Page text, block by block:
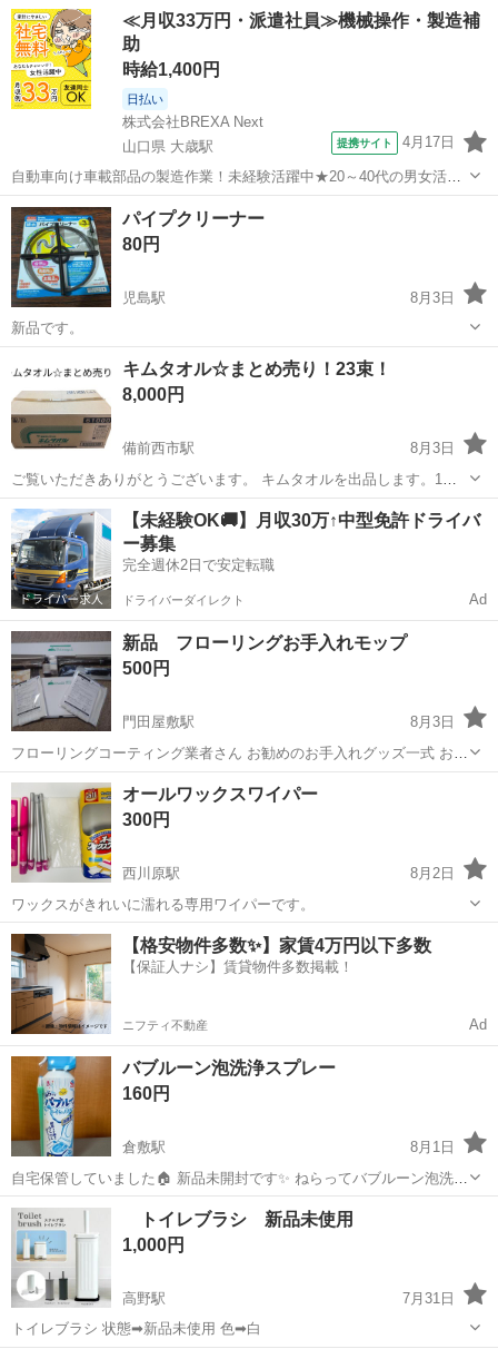
ください。通電確認済みです。取扱い説明書もあります。 どんなもの
か一瞬使ってみただけ...
岡山 井原市 井原駅 掃除用具
≪月収33万円・派遣社員≫機械操作・製造補
助
時給1,400円
日払い
株式会社BREXA Next
山口県 大歳駅
提携サイト 4月17日
自動車向け車載部品の製造作業！未経験活躍中★20～40代の男女活躍
中！友達同士での応募OK！備品付きワンルーム寮費無料！赴任旅費会
社負担！生活支援物資事前対応可◎格安食堂利用可！年間休日135日
♪《山口県山口市》 人気の工...
山口 山口市 大歳駅 その他
パイプクリーナー
80円
児島駅
8月3日
新品です。
児島駅 掃除用具 クリーナー
キムタオル☆まとめ売り！23束！
8,000円
備前西市駅
8月3日
ご覧いただきありがとうございます。 キムタオルを出品します。1束
のみ使用しました。 その他のものは未使用品になります。 個人保管の
ため、多少汚れなどあるかもしれません。 【状態】 ・未使用品 ・保
管に伴い、外装に多少のスレ...
岡山 岡山市 備前西市駅 掃除用具
【未経験OK🚚】月収30万↑中型免許ドライバ
ー募集
完全週休2日で安定転職
ドライバーダイレクト Ad
新品 フローリングお手入れモップ
500円
門田屋敷駅
8月3日
フローリングコーティング業者さん お勧めのお手入れグッズ一式 お手
入れ用の大きめ組み立てモップと メンテナンス薬品、 マイクロファイ
バーモップ用雑巾2枚 複数セット有るので 新品をご入用な方に
岡山 岡山市 門田屋敷駅 掃除用具
オールワックスワイパー
300円
西川原駅
8月2日
ワックスがきれいに濡れる専用ワイパーです。
岡山 岡山市 西川原駅 掃除用具 ワイパー
【格安物件多数✨】家賃4万円以下多数
【保証人ナシ】賃貸物件多数掲載！
ニフティ不動産 Ad
バブルーン泡洗浄スプレー
160円
倉敷駅
8月1日
自宅保管していました🏠 新品未開封です✨ ねらってバブルーン泡洗浄
スプレー 200mL
岡山 倉敷市 倉敷駅 掃除用具
トイレブラシ 新品未使用
1,000円
高野駅
7月31日
トイレブラシ 状態➡新品未使用 色➡白